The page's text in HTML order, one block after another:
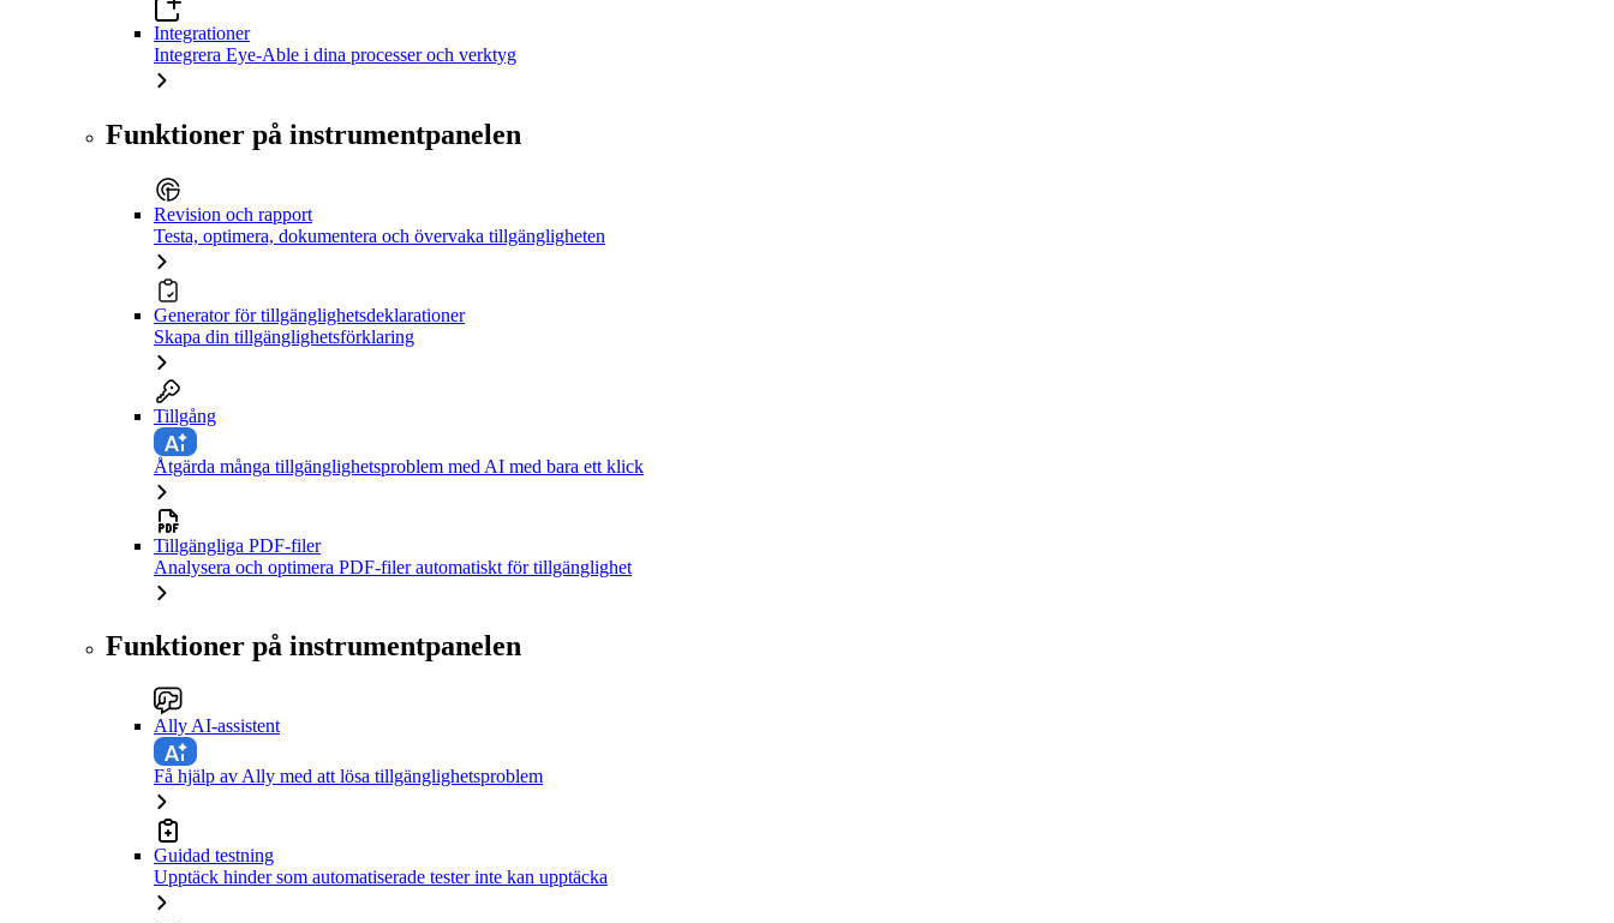
Integrationer
Integrera Eye-Able i dina processer och verktyg
Funktioner på instrumentpanelen
Revision och rapport
Testa, optimera, dokumentera och övervaka tillgängligheten
Generator för tillgänglighetsdeklarationer
Skapa din tillgänglighetsförklaring
Tillgång
Åtgärda många tillgänglighetsproblem med AI med bara ett klick
Tillgängliga PDF-filer
Analysera och optimera PDF-filer automatiskt för tillgänglighet
Funktioner på instrumentpanelen
Ally AI-assistent
Få hjälp av Ally med att lösa tillgänglighetsproblem
Guidad testning
Upptäck hinder som automatiserade tester inte kan upptäcka